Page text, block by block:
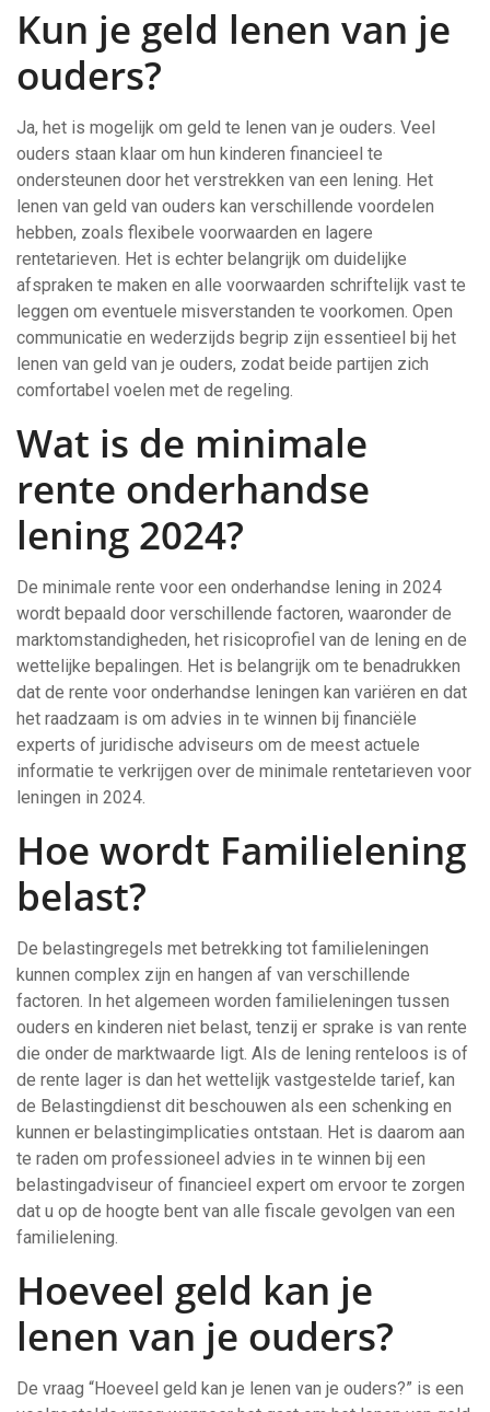
Kun je geld lenen van je
ouders?
Ja, het is mogelijk om geld te lenen van je ouders. Veel
ouders staan klaar om hun kinderen financieel te
ondersteunen door het verstrekken van een lening. Het
lenen van geld van ouders kan verschillende voordelen
hebben, zoals flexibele voorwaarden en lagere
rentetarieven. Het is echter belangrijk om duidelijke
afspraken te maken en alle voorwaarden schriftelijk vast te
leggen om eventuele misverstanden te voorkomen. Open
communicatie en wederzijds begrip zijn essentieel bij het
lenen van geld van je ouders, zodat beide partijen zich
comfortabel voelen met de regeling.
Wat is de minimale
rente onderhandse
lening 2024?
De minimale rente voor een onderhandse lening in 2024
wordt bepaald door verschillende factoren, waaronder de
marktomstandigheden, het risicoprofiel van de lening en de
wettelijke bepalingen. Het is belangrijk om te benadrukken
dat de rente voor onderhandse leningen kan variëren en dat
het raadzaam is om advies in te winnen bij financiële
experts of juridische adviseurs om de meest actuele
informatie te verkrijgen over de minimale rentetarieven voor
leningen in 2024.
Hoe wordt Familielening
belast?
De belastingregels met betrekking tot familieleningen
kunnen complex zijn en hangen af van verschillende
factoren. In het algemeen worden familieleningen tussen
ouders en kinderen niet belast, tenzij er sprake is van rente
die onder de marktwaarde ligt. Als de lening renteloos is of
de rente lager is dan het wettelijk vastgestelde tarief, kan
de Belastingdienst dit beschouwen als een schenking en
kunnen er belastingimplicaties ontstaan. Het is daarom aan
te raden om professioneel advies in te winnen bij een
belastingadviseur of financieel expert om ervoor te zorgen
dat u op de hoogte bent van alle fiscale gevolgen van een
familielening.
Hoeveel geld kan je
lenen van je ouders?
De vraag “Hoeveel geld kan je lenen van je ouders?” is een